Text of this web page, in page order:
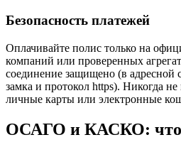
Безопасность платежей
Оплачивайте полис только на
компаний или проверенных
соединение защищено (в адресной
замка и протокол https). Никогда не
личные карты или электронные
ОСАГО и КАСКО: что